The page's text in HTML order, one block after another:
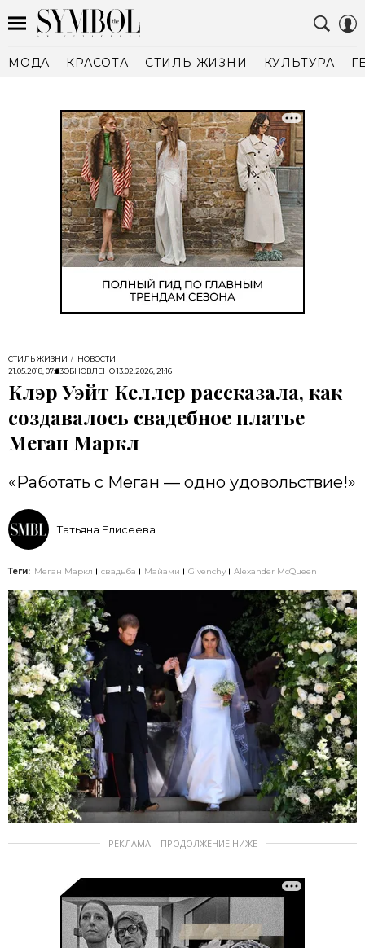
МОДА КРАСОТА СТИЛЬ ЖИЗНИ КУЛЬТУРА
СТИЛЬ ЖИЗНИ
НОВОСТИ
21.05.2018, 07:33ОБНОВЛЕНО13.02.2026, 21:16
Клэр Уэйт Келлер рассказала, как
создавалось свадебное платье
Меган Маркл
«Работать с Меган — одно удовольствие!»
Татьяна Елисеева
Теги: Меган Маркл свадьба Майами Givenchy Alexander McQueen
РЕКЛАМА – ПРОДОЛЖЕНИЕ НИЖЕ